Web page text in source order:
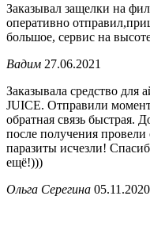
Заказывал защелки на
оперативно
большое, сервис на
Вадим 27.06.2021
Заказывала средство для
JUICE. Отправили
обратная связь быстрая.
после получения провели
паразиты исчезли!
ещё!)))
Ольга Серегина 05.11.2020